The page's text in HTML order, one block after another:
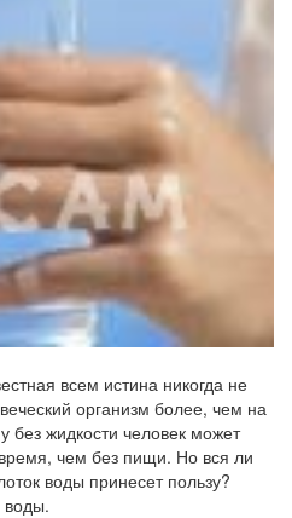
всем истина никогда не
организм более, чем на
без жидкости человек может
чем без пищи. Но вся ли
воды принесет пользу?
воды.